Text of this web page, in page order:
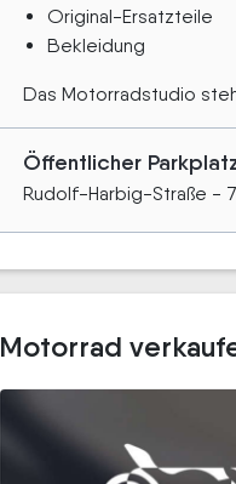
Original-Ersatzteile
Bekleidung
Das Motorradstudio
Öffentlicher
Rudolf-Harbig-Straße -
Motorrad